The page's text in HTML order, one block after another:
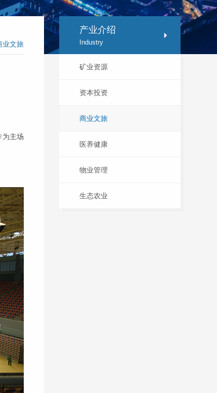
产业介绍
Industry
矿业资源
资本投资
商业文旅
医养健康
物业管理
生态农业
业文旅
为主场